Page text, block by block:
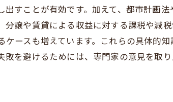
すことが有効です。加えて、都市計画法
譲や賃貸による収益に対する課税や減
ースも増えています。これらの具体的
を避けるためには、専門家の意見を取